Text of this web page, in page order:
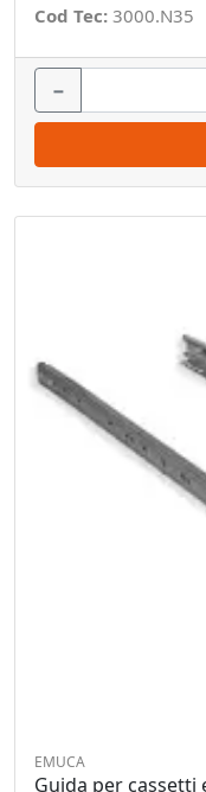
Cod Tec: 3000.N35
−
EMUCA
Guida per cassetti